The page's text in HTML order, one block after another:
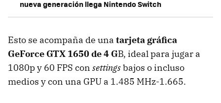
nueva generación llega Nintendo Switch
Esto se acompaña de una tarjeta gráfica
GeForce GTX 1650 de 4 GB, ideal para jugar a
1080p y 60 FPS con settingsbajos o incluso
medios y con una GPU a 1.485 MHz-1.665.